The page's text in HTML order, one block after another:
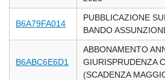
B6A79FA014
PUBBLICAZIONE
BANDO
B6ABC6E6D1
ABBONAMENTO
GIURISPRUDENZA
(SCADENZA